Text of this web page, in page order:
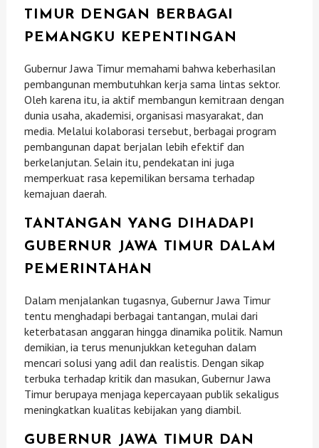
TIMUR DENGAN BERBAGAI
PEMANGKU KEPENTINGAN
Gubernur Jawa Timur memahami bahwa keberhasilan
pembangunan membutuhkan kerja sama lintas sektor.
Oleh karena itu, ia aktif membangun kemitraan dengan
dunia usaha, akademisi, organisasi masyarakat, dan
media. Melalui kolaborasi tersebut, berbagai program
pembangunan dapat berjalan lebih efektif dan
berkelanjutan. Selain itu, pendekatan ini juga
memperkuat rasa kepemilikan bersama terhadap
kemajuan daerah.
TANTANGAN YANG DIHADAPI
GUBERNUR JAWA TIMUR DALAM
PEMERINTAHAN
Dalam menjalankan tugasnya, Gubernur Jawa Timur
tentu menghadapi berbagai tantangan, mulai dari
keterbatasan anggaran hingga dinamika politik. Namun
demikian, ia terus menunjukkan keteguhan dalam
mencari solusi yang adil dan realistis. Dengan sikap
terbuka terhadap kritik dan masukan, Gubernur Jawa
Timur berupaya menjaga kepercayaan publik sekaligus
meningkatkan kualitas kebijakan yang diambil.
GUBERNUR JAWA TIMUR DAN